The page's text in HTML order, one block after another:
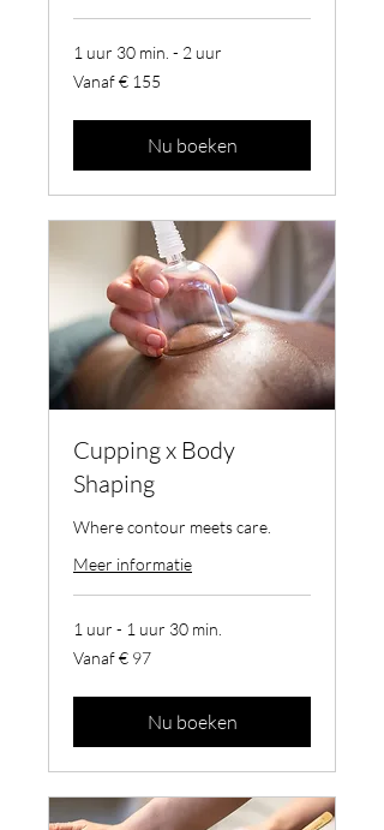
1 uur 30 min. - 2 uur
Vanaf
155
Vanaf € 155
Nu boeken
Cupping x Body
Shaping
Where contour meets care.
Meer informatie
1 uur - 1 uur 30 min.
Vanaf
97
Vanaf € 97
Nu boeken